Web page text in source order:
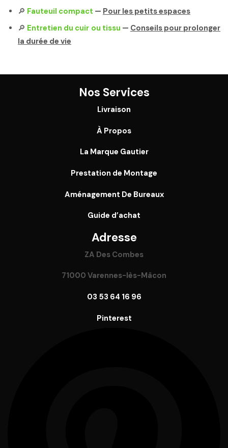
🔎 Fauteuil compact — Pour les petits espaces
🔎 Entretien du cuir ou tissu — Conseils pour prolonger
la durée de vie
Nos Services
Livraison
À Propos
La Marque Gautier
Prestation de Montage
Aménagement De Bureaux
Guide d’achat
Adresse
ZA Des Combes
71000 Varennes-lès-Mâcon
03 53 64 16 96
Pinterest